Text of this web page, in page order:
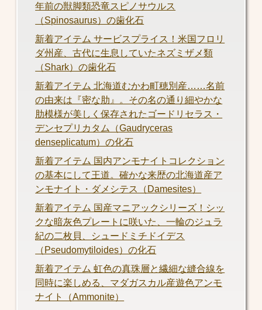
年前の獣脚類恐竜スピノサウルス
（Spinosaurus）の歯化石
新着アイテム サービスプライス！米国フロリ
ダ州産、古代に生息していたネズミザメ類
（Shark）の歯化石
新着アイテム 北海道むかわ町穂別産……名前
の由来は『密な肋』。その名の通り細やかな
肋模様が美しく保存されたゴードリセラス・
デンセプリカタム（Gaudryceras
denseplicatum）の化石
新着アイテム 国内アンモナイトコレクション
の基本にして王道。確かな来歴の北海道産ア
ンモナイト・ダメシテス（Damesites）
新着アイテム 国産マニアックシリーズ！シッ
クな暗灰色プレートに咲いた、一輪のジュラ
紀の二枚貝、シュードミチドイデス
（Pseudomytiloides）の化石
新着アイテム 虹色の真珠層と繊細な縫合線を
同時に楽しめる、マダガスカル産遊色アンモ
ナイト（Ammonite）